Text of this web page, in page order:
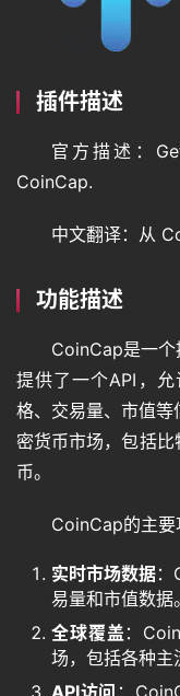
插件描述
官方描述：
CoinCap.
中文翻译：从
功能描述
CoinCap是一个
提供了一个API，
格、交易量、市值
密货币市场，包括
币。
CoinCap的主要
实时市场数据
易量和市值数据。
全球覆盖 ：
场，包括各种主
API访问 ：